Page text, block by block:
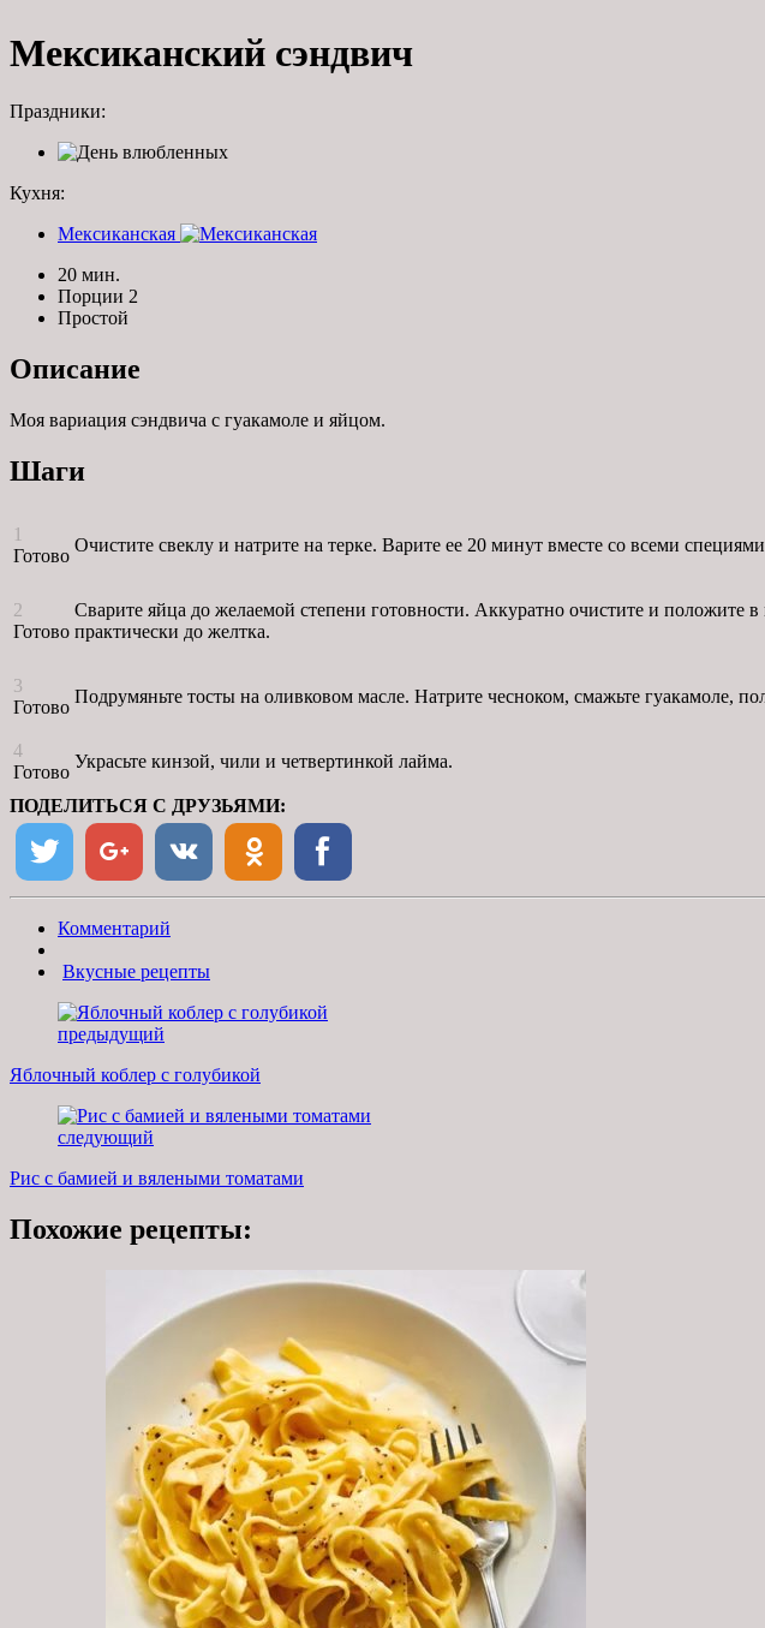
Мексиканский сэндвич
Праздники:
Кухня:
Мексиканская
20 мин.
Порции 2
Простой
Описание
Моя вариация сэндвича с гуакамоле и яйцом.
Шаги
1
Готово
Очистите свеклу и натрите на терке. Варите ее 20 минут вместе со всеми
2
Готово
Сварите яйца до желаемой степени готовности. Аккуратно очистите и положите в
практически до желтка.
3
Готово
Подрумяньте тосты на оливковом масле. Натрите чесноком, смажьте гуакамоле,
4
Готово
Украсьте кинзой, чили и четвертинкой лайма.
ПОДЕЛИТЬСЯ С ДРУЗЬЯМИ:
Комментарий
Вкусные рецепты
предыдущий
Яблочный коблер с голубикой
следующий
Рис с бамией и вялеными томатами
Похожие рецепты: